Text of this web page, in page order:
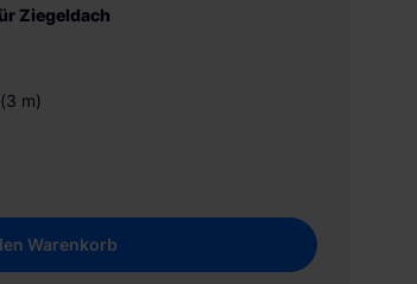
Ziegeldach
m)
Warenkorb